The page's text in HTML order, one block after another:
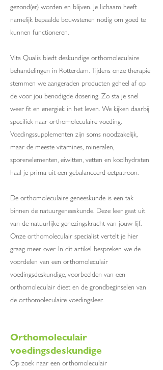
gezond(er) worden en blijven. Je lichaam heeft
namelijk bepaalde bouwstenen nodig om goed te
kunnen functioneren.
Vita Qualis biedt deskundige orthomoleculaire
behandelingen in Rotterdam. Tijdens onze therapie
stemmen we aangeraden producten geheel af op
de voor jou benodigde dosering. Zo sta je snel
weer fit en energiek in het leven. We kijken daarbij
specifiek naar orthomoleculaire voeding.
Voedingssupplementen zijn soms noodzakelijk,
maar de meeste vitamines, mineralen,
sporenelementen, eiwitten, vetten en koolhydraten
haal je prima uit een gebalanceerd eetpatroon.
De orthomoleculaire geneeskunde is een tak
binnen de natuurgeneeskunde. Deze leer gaat uit
van de natuurlijke genezingskracht van jouw lijf.
Onze orthomoleculair specialist vertelt je hier
graag meer over. In dit artikel bespreken we de
voordelen van een orthomoleculair
voedingsdeskundige, voorbeelden van een
orthomoleculair dieet en de grondbeginselen van
de orthomoleculaire voedingsleer.
Orthomoleculair
voedingsdeskundige
Op zoek naar een orthomoleculair